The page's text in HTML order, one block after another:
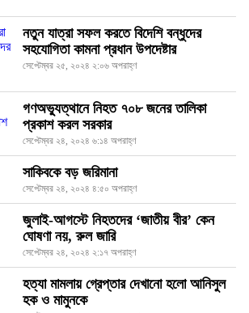
নতুন যাত্রা সফল করতে বিদেশি বন্ধুদের
সহযোগিতা কামনা প্রধান উপদেষ্টার
সেপ্টেম্বর ২৫, ২০২৪ ২:০৬ অপরাহ্ণ
গণঅভ্যুত্থানে নিহত ৭০৮ জনের তালিকা
প্রকাশ করল সরকার
সেপ্টেম্বর ২৪, ২০২৪ ৬:১৪ অপরাহ্ণ
সাকিবকে বড় জরিমানা
সেপ্টেম্বর ২৪, ২০২৪ ৪:৫০ অপরাহ্ণ
জুলাই-আগস্টে নিহতদের ‘জাতীয় বীর’ কেন
ঘোষণা নয়, রুল জারি
সেপ্টেম্বর ২৪, ২০২৪ ২:১৭ অপরাহ্ণ
হত্যা মামলায় গ্রেপ্তার দেখানো হলো আনিসুল
হক ও মামুনকে